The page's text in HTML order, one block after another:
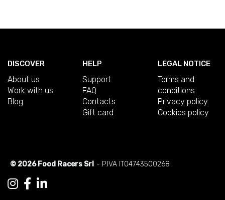
DISCOVER
About us
Work with us
Blog
HELP
Support
FAQ
Contacts
Gift card
LEGAL NOTICE
Terms and
conditions
Privacy policy
Cookies policy
© 2026 Food Racers Srl - P.IVA IT04743500268